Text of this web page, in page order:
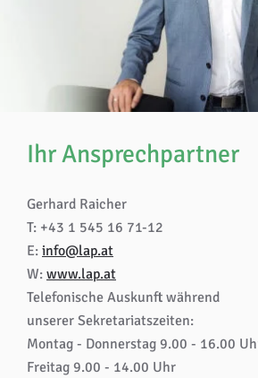
Ihr Ansprechpartner
Gerhard Raicher
T: +43 1 545 16 71-12
E: info@lap.at
W: www.lap.at
Telefonische Auskunft während
unserer Sekretariatszeiten:
Montag - Donnerstag 9.00 - 16.00
Freitag 9.00 - 14.00 Uhr